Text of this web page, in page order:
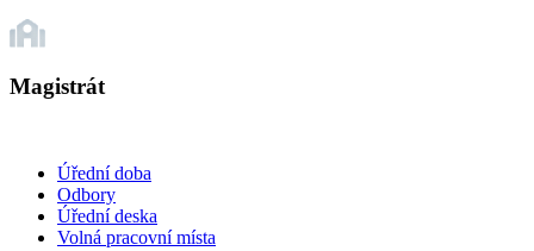
Magistrát
Úřední doba
Odbory
Úřední deska
Volná pracovní místa